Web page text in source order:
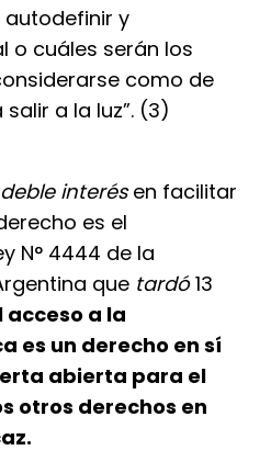
y
o cuáles serán los
como de
a la luz”. (3)
interésen facilitar
es el
N° 4444 de la
que tardó13
acceso a la
es un derecho en sí
abierta para el
otros derechos en